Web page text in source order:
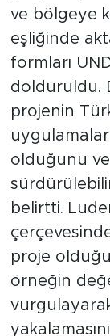
ve bölgeye
eşliğinde
formları
dolduruldu.
projenin
olduğunu
belirtti.
proje
örneğin